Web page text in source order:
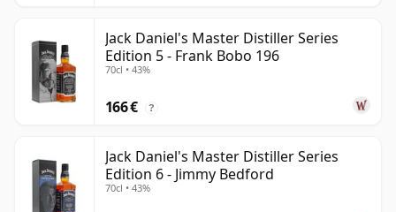
Jack Daniel's Master Distiller Series
Edition 5 - Frank Bobo 196
70cl • 43%
166 € ?
Jack Daniel's Master Distiller Series
Edition 6 - Jimmy Bedford
70cl • 43%